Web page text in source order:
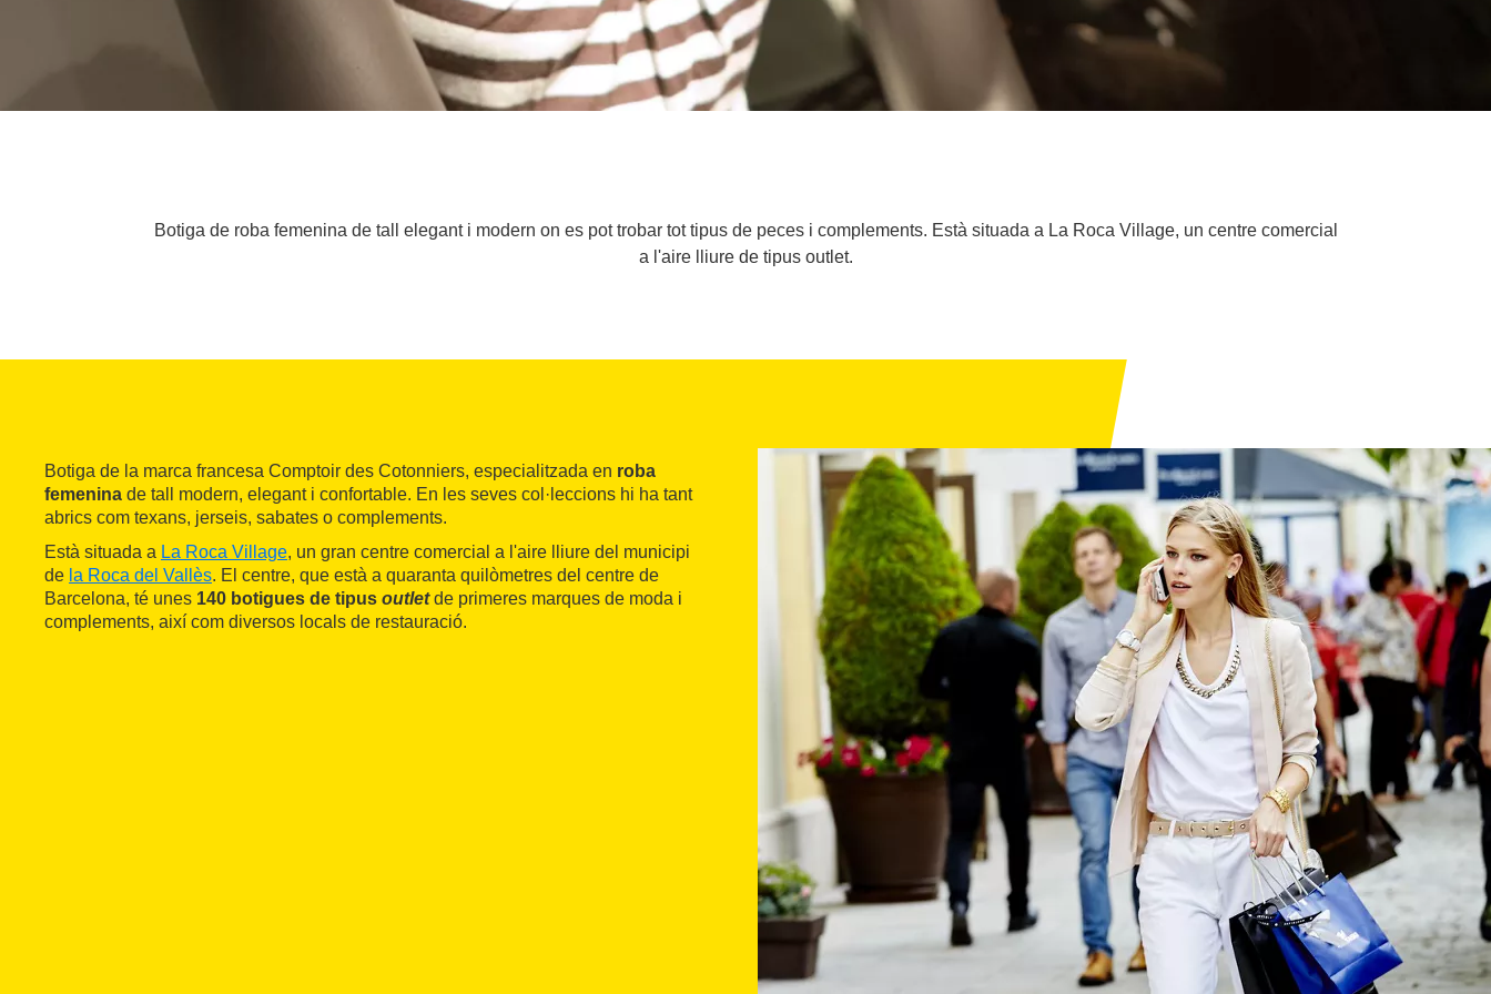
Botiga de roba femenina de tall elegant i modern on es pot trobar tot tipus de peces i complements. Està situada a La Roca Village, un centre comercial
a l'aire lliure de tipus outlet.
Botiga de la marca francesa Comptoir des Cotonniers, especialitzada en roba
femenina de tall modern, elegant i confortable. En les seves col·leccions hi ha tant
abrics com texans, jerseis, sabates o complements.
Està situada a La Roca Village, un gran centre comercial a l'aire lliure del municipi
de la Roca del Vallès. El centre, que està a quaranta quilòmetres del centre de
Barcelona, té unes 140 botigues de tipus outletde primeres marques de moda i
complements, així com diversos locals de restauració.